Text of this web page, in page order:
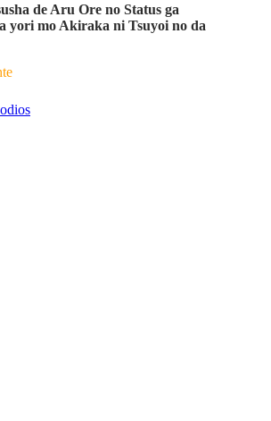
de Aru Ore no Status ga
yori mo Akiraka ni Tsuyoi no da